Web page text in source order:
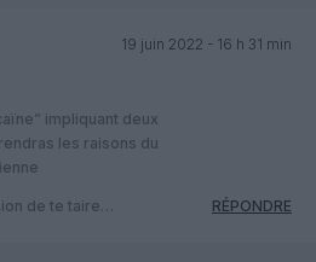
19 juin 2022 - 16 h 31 min
impliquant deux
les raisons du
de te taire… RÉPONDRE